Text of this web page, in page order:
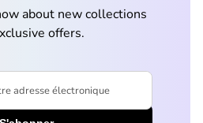
about new collections
offers.
électronique